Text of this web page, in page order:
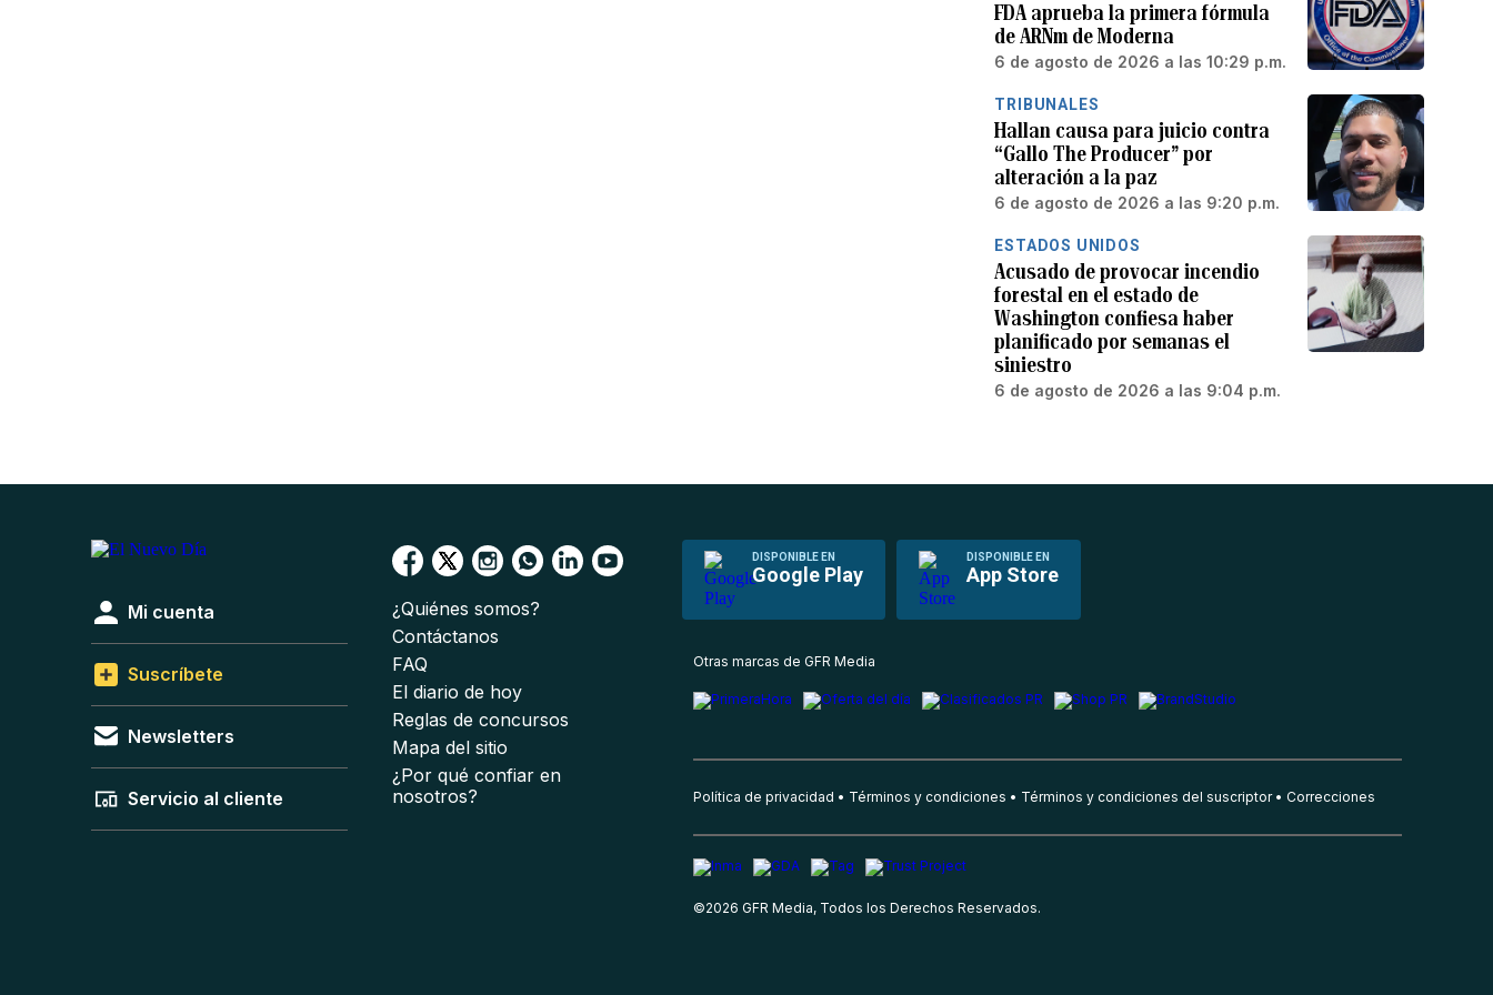
FDA aprueba la primera fórmula
de ARNm de Moderna
6 de agosto de 2026 a las 10:29 p.m.
TRIBUNALES
Hallan causa para juicio contra
“Gallo The Producer” por
alteración a la paz
6 de agosto de 2026 a las 9:20 p.m.
ESTADOS UNIDOS
Acusado de provocar incendio
forestal en el estado de
Washington confiesa haber
planificado por semanas el
siniestro
6 de agosto de 2026 a las 9:04 p.m.
DISPONIBLE EN
Google Play
DISPONIBLE EN
App Store
Mi cuenta
Suscríbete
Newsletters
Servicio al cliente
¿Quiénes somos?
Contáctanos
FAQ
El diario de hoy
Reglas de concursos
Mapa del sitio
¿Por qué confiar en
nosotros?
Otras marcas de GFR Media
Política de privacidad Términos y condiciones Términos y condiciones del suscriptor Correcciones
©2026 GFR Media, Todos los Derechos Reservados.